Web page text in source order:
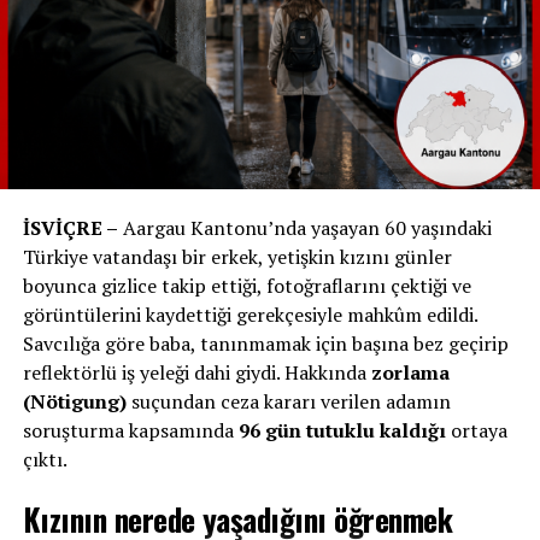
Avusturya’ya giderek alışveriş yapmanın keyfini sürdüler.
Ancak, bu alışveriş turizmi eğilimi, ülke genelindeki
perakende satıcılarını ve marketleri derinden
etkileyerek bir isyan havası yarattı. Şu anda, perakende
satıcılar birliği ve çiftçiler, KDV vergisi avantajının
düşürülmesi talebiyle konuyu daha da alevlendiriyor.
Alışveriş Turizmi: Perakendeciler ve Çiftçiler, 50
Frank’tan İtibaren KDV Vergisi Talep Ediyor
İsviçre sınırındaki kantonlarda yaşayanlar için alışveriş
turizmi, perakende satıcılar ve çiftçiler arasında önemli
bir gündem meselesi haline geldi. Perakendeciler birliği
ve çiftçiler, sınırı geçerken alınacak KDV’yi 50 Frank’a
çıkarmayı planlıyor. Halihazırda uygulanan sınır ise 300
Frank’tan başlıyor.
Federasyonu) Swiss Retail Federation direktörü Dagmar
İSVİÇRE – Aargau Kantonu’nda yaşayan 60 yaşındaki
Türkiye vatandaşı bir erkek, yetişkin kızını günler
boyunca gizlice takip ettiği, fotoğraflarını çektiği ve
görüntülerini kaydettiği gerekçesiyle mahkûm edildi.
Savcılığa göre baba, tanınmamak için başına bez geçirip
reflektörlü iş yeleği dahi giydi. Hakkında zorlama
(Nötigung)suçundan ceza kararı verilen adamın
soruşturma kapsamında 96 gün tutuklu kaldığıortaya
çıktı.
Kızının nerede yaşadığını öğrenmek